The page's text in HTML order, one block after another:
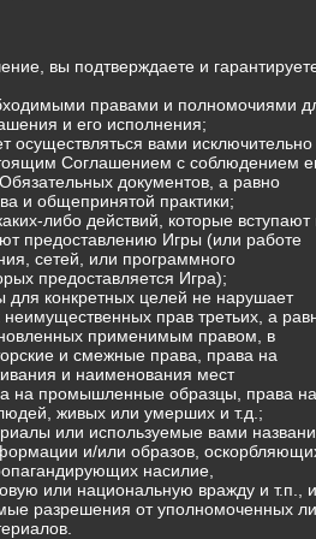
вы подтверждаете и
правами и полномочиями
и его исполнения;
осуществляться вами исключительно
Соглашением с соблюдением
документов, а равно
и общепринятой практики;
либо действий, которые вступают
предоставлению Игры (или работе
сетей, или программного
предоставляется Игра);
конкретных целей не нарушает
прав третьих, а
применимым правом, в
и смежные права, права на
и наименования мест
на промышленные образцы, права на
живых или умерших и т.д.;
или используемые вами
и/или образов,
насилие,
или национальную вражду и т.п., и
разрешения от уполномоченных